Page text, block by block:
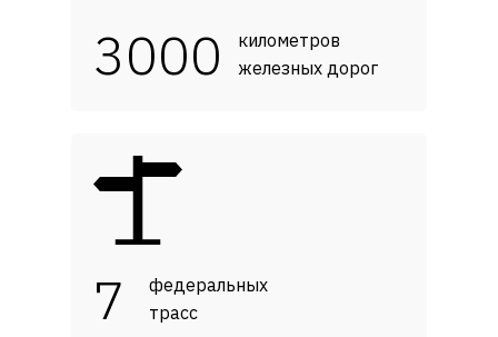
километров
железных дорог
3000
федеральных
трасс
7